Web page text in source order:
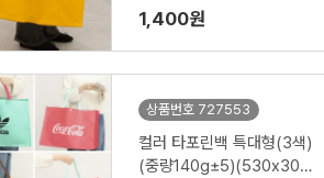
(530x300x380mm)
1,400원
상품번호 727553
컬러 타포린백 특대형(3색)
(중량140g±5)(530x300